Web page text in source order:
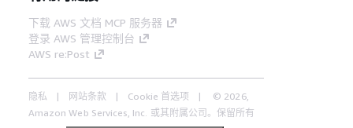
下载 AWS 文档 MCP 服务器
登录 AWS 管理控制台
AWS re:Post
隐私 网站条款 Cookie 首选项
© 2026,
Amazon Web Services, Inc. 或其附属公司。保留所有